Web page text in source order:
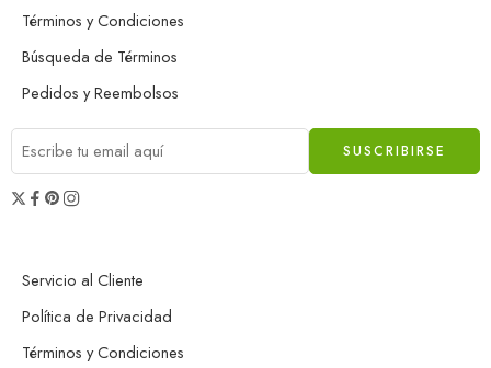
Términos y Condiciones
Búsqueda de Términos
Pedidos y Reembolsos
Servicio al Cliente
Política de Privacidad
Términos y Condiciones